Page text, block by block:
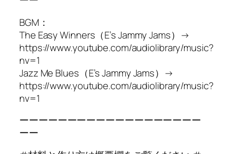
BGM：
The Easy Winners（E’s Jammy Jams）→
https://www.youtube.com/audiolibrary/music?
nv=1
Jazz Me Blues（E’s Jammy Jams）→
https://www.youtube.com/audiolibrary/music?
nv=1
ーーーーーーーーーーーーーーーーーーー
ーー